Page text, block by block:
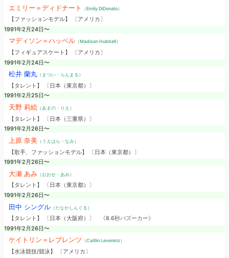
エミリー＝ディドナート （Emily DiDonato）
【ファッションモデル】 〔アメリカ〕
1991年2月24日〜
マディソン＝ハッベル（Madison Hubbell）
【フィギュアスケート】 〔アメリカ〕
1991年2月24日〜
松井 蘭丸（まつい・らんまる）
【タレント】 〔日本（東京都）〕
1991年2月25日〜
天野 莉絵（あまの・りえ）
【タレント】 〔日本（三重県）〕
1991年2月26日〜
上原 奈美（うえはら・なみ）
【歌手、ファッションモデル】 〔日本（東京都）〕
1991年2月26日〜
大瀬 あみ（おおせ・あみ）
【タレント】 〔日本（東京都）〕
1991年2月26日〜
田中 シングル（たなかしんぐる）
【タレント】 〔日本（大阪府）〕
《8.6秒バズーカー》
1991年2月26日〜
ケイトリン＝レブレンツ （Caitlin Leverenz）
【水泳競技/競泳】 〔アメリカ〕